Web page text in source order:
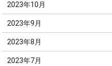
2023年10月
2023年9月
2023年8月
2023年7月